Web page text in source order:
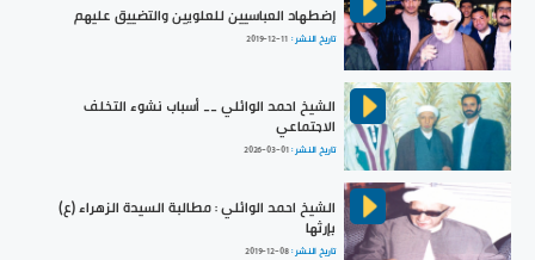
إضطهاد العباسيين للعلويين والتضييق عليهم
تاريخ النشر : 2019-12-11
الشيخ احمد الوائلي __ أسباب نشوء التخلف
الاجتماعي
تاريخ النشر :2026-03-01
الشيخ احمد الوائلي : مطالبة السيدة الزهراء (ع)
بإرثها
تاريخ النشر :2019-12-08